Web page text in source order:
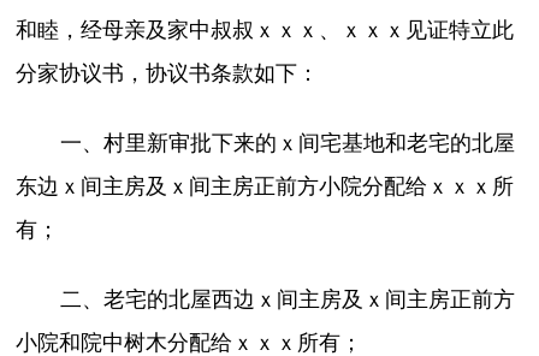
和睦，经母亲及家中叔叔ｘｘｘ、ｘｘｘ见证特立此
分家协议书，协议书条款如下：
一、村里新审批下来的ｘ间宅基地和老宅的北屋
东边ｘ间主房及ｘ间主房正前方小院分配给ｘｘｘ所
有；
二、老宅的北屋西边ｘ间主房及ｘ间主房正前方
小院和院中树木分配给ｘｘｘ所有；